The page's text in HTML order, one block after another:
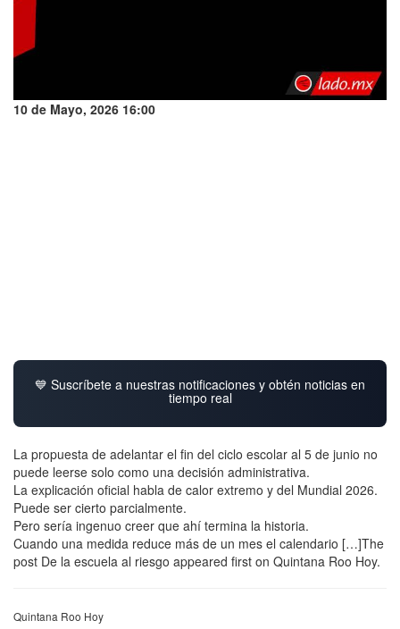
10 de Mayo, 2026 16:00
💙 Suscríbete a nuestras notificaciones y obtén noticias en
tiempo real
La propuesta de adelantar el fin del ciclo escolar al 5 de junio no
puede leerse solo como una decisión administrativa.
La explicación oficial habla de calor extremo y del Mundial 2026.
Puede ser cierto parcialmente.
Pero sería ingenuo creer que ahí termina la historia.
Cuando una medida reduce más de un mes el calendario […]The
post De la escuela al riesgo appeared first on Quintana Roo Hoy.
Quintana Roo Hoy